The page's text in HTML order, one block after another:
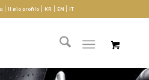
Il mio profilo KR EN IT